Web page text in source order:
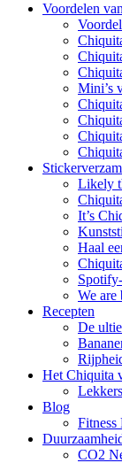
Voordelen
Mini’s
Likely
It’s
Haal
We are
Recepten
De
Het Chiquita
Blog
CO2